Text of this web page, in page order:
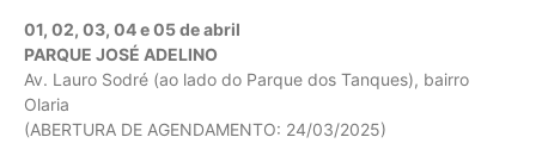
01, 02, 03, 04 e 05 de abril
PARQUE JOSÉ ADELINO
Av. Lauro Sodré (ao lado do Parque dos Tanques), bairro
Olaria
(ABERTURA DE AGENDAMENTO: 24/03/2025)